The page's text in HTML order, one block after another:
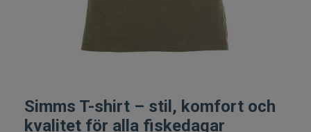
Flugbindning
Simms T-shirt – stil, komfort och
kvalitet för alla fiskedagar